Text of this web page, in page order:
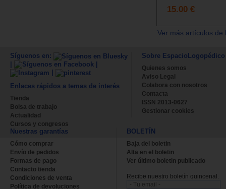
15.00 €
Ver más artículos
Síguenos en:
|
|
Enlaces rápidos a temas de interés
Tienda
Bolsa de trabajo
Actualidad
Cursos y congresos
Sobre EspacioLogopédico
Quienes somos
Aviso Legal
Colabora con nosotros
Contacta
ISSN 2013-0627
Gestionar cookies
Nuestras garantías
Cómo comprar
Envío de pedidos
Formas de pago
Contacto tienda
Condiciones de venta
Política de devoluciones
BOLETÍN
Baja del boletin
Alta en el boletin
Ver último boletin publicado
Recibe nuestro boletín quincenal.